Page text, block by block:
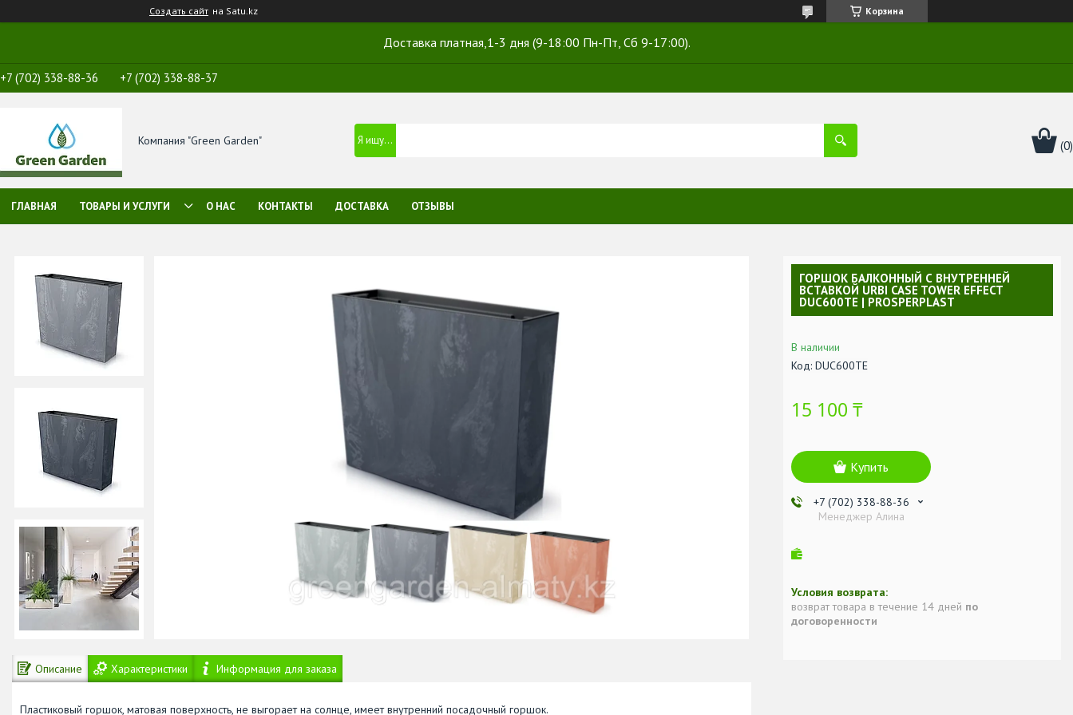
Создать сайт на Satu.kz Корзина
Доставка платная,1-3 дня (9-18:00 Пн-Пт, Сб 9-17:00).
+7 (702) 338-88-36 +7 (702) 338-88-37
Компания "Green Garden"
ГЛАВНАЯ ТОВАРЫ И УСЛУГИ О НАС КОНТАКТЫ ДОСТАВКА ОТЗЫВЫ
Описание Характеристики Информация для заказа
Пластиковый горшок, матовая поверхность, не выгорает на солнце, имеет внутренний посадочный горшок.
ГОРШОК БАЛКОННЫЙ С ВНУТРЕННЕЙ
ВСТАВКОЙ URBI CASE TOWER EFFECT
DUC600TE | PROSPERPLAST
В наличии
Код: DUC600TE
15 100 ₸
Купить
+7 (702) 338-88-36
Менеджер Алина
возврат товара в течение 14 дней по
договоренности